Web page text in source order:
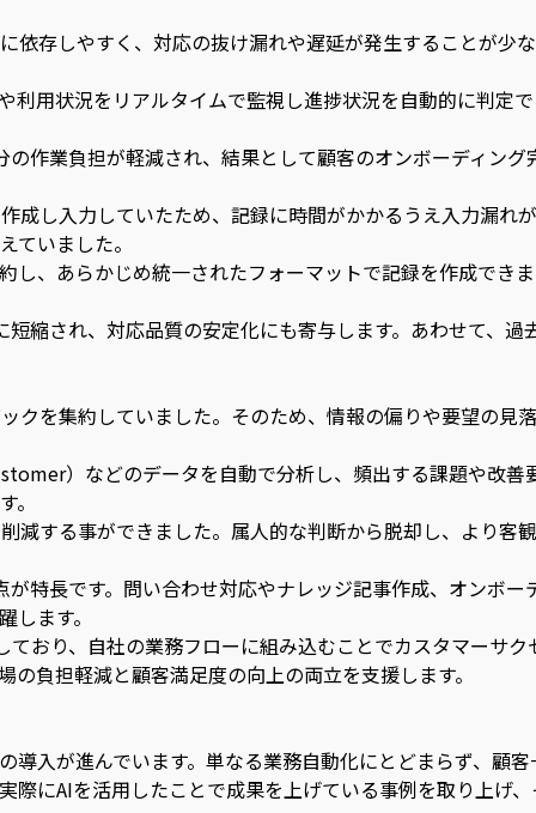
存しやすく、対応の抜け漏れや遅延が発生することが
用状況をリアルタイムで監視し進捗状況を自動的に判定
作業負担が軽減され、結果として顧客のオンボーディン
し入力していたため、記録に時間がかかるうえ入力漏
ていました。
、あらかじめ統一されたフォーマットで記録を作成でき
縮され、対応品質の安定化にも寄与します。あわせて、
を集約していました。そのため、情報の偏りや要望の
）などのデータを自動で分析し、頻出する課題や改
。
する事ができました。属人的な判断から脱却し、より客
特長です。問い合わせ対応やナレッジ記事作成、オンボ
ます。
おり、自社の業務フローに組み込むことでカスタマーサ
負担軽減と顧客満足度の向上の両立を支援します。
入が進んでいます。単なる業務自動化にとどまらず、顧
にAIを活用したことで成果を上げている事例を取り上げ